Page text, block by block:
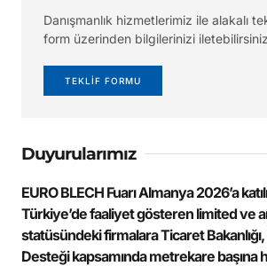
Danışmanlık hizmetlerimiz ile alakalı
form üzerinden bilgilerinizi
TEKLİF FORMU
Duyurularımız
EURO BLECH Fuarı Almanya 2026’a
Türkiye’de faaliyet gösteren limited ve
statüsündeki firmalara Ticaret
Desteği kapsamında metrekare başına